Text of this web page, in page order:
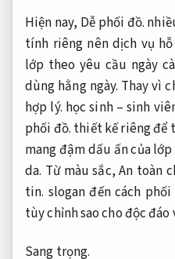
Hiện nay, Dễ phối đồ.
tính riêng nên dịch vụ
lớp theo yêu cầu ngày
dùng hằng ngày. Thay vì
hợp lý. học sinh – sinh
phối đồ. thiết kế riêng để
mang đậm dấu ấn của
da. Từ màu sắc,An toàn
tin. slogan đến cách
tùy chỉnh sao cho độc đáo
Sang trọng.